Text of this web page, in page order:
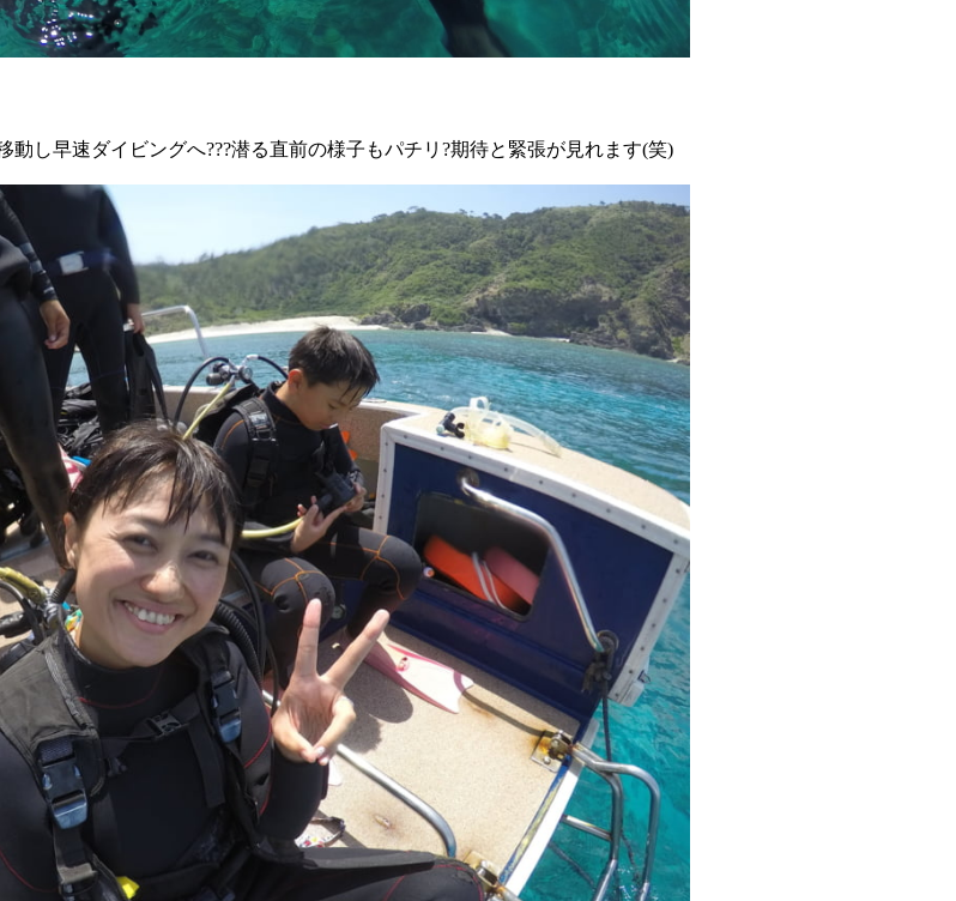
し早速ダイビングへ???潜る直前の様子もパチリ?期待と緊張が見れます(笑)